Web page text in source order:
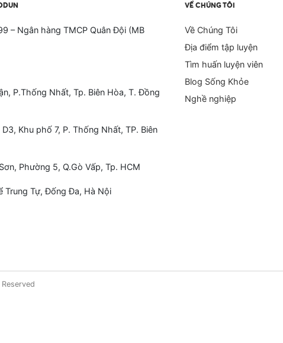
– Ngân hàng TMCP Quân Đội (MB
P.Thống Nhất, Tp. Biên Hòa, T. Đồng
Khu phố 7, P. Thống Nhất, TP. Biên
Phường 5, Q.Gò Vấp, Tp. HCM
Trung Tự, Đống Đa, Hà Nội
VỀ CHÚNG TÔI
Về Chúng Tôi
Địa điểm tập luyện
Tìm huấn luyện viên
Blog Sống Khỏe
Nghề nghiệp